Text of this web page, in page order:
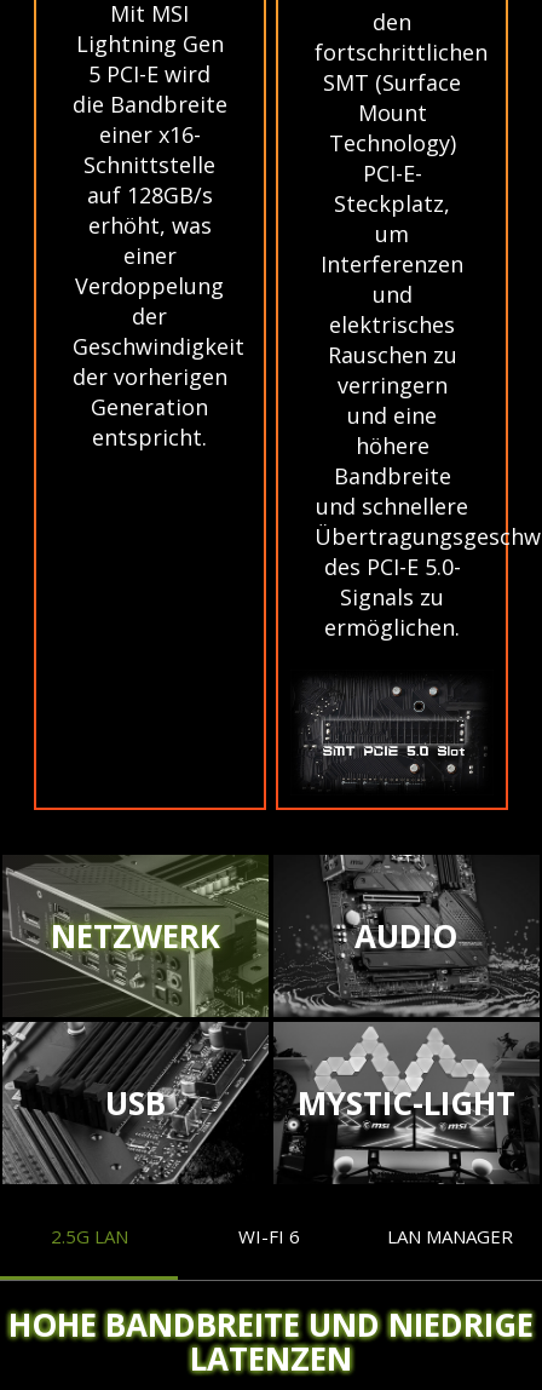
Mit MSI
Lightning Gen
5 PCI-E wird
die Bandbreite
einer x16-
Schnittstelle
auf 128GB/s
erhöht, was
einer
Verdoppelung
der
Geschwindigkeit
der vorherigen
Generation
entspricht.
den
fortschrittlichen
SMT (Surface
Mount
Technology)
PCI-E-
Steckplatz,
um
Interferenzen
und
elektrisches
Rauschen zu
verringern
und eine
höhere
Bandbreite
und schnellere
des PCI-E 5.0-
Signals zu
ermöglichen.
NETZWERK AUDIO
USB MYSTIC-LIGHT
2.5G LAN WI-FI 6 LAN MANAGER
HOHE BANDBREITE UND NIEDRIGE
LATENZEN